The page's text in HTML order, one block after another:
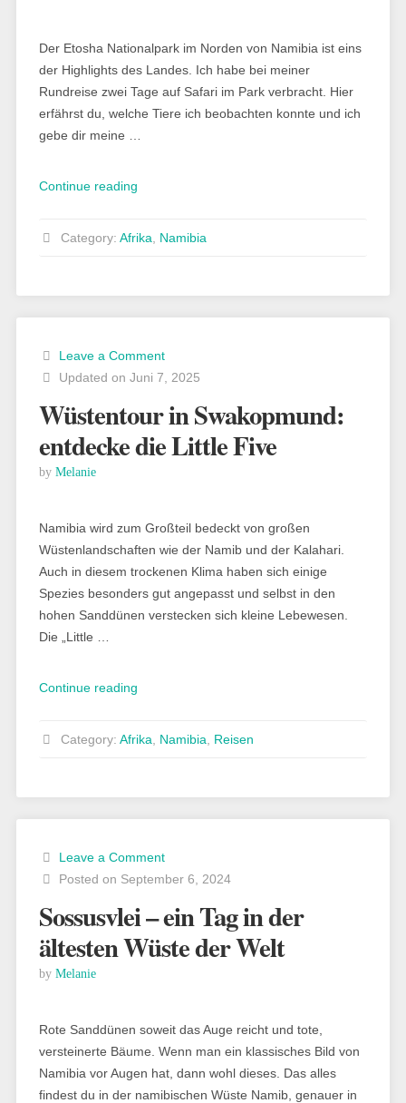
Der Etosha Nationalpark im Norden von Namibia ist eins
der Highlights des Landes. Ich habe bei meiner
Rundreise zwei Tage auf Safari im Park verbracht. Hier
erfährst du, welche Tiere ich beobachten konnte und ich
gebe dir meine …
Continue reading„Etosha
dein
Safari-
Category: Afrika Namibia
Leave a Comment
Updated on Juni 7, 2025
Wüstentour in Swakopmund:
entdecke die Little Five
by Melanie
Namibia wird zum Großteil bedeckt von großen
Wüstenlandschaften wie der Namib und der Kalahari.
Auch in diesem trockenen Klima haben sich einige
Spezies besonders gut angepasst und selbst in den
hohen Sanddünen verstecken sich kleine Lebewesen.
Die „Little …
Continue reading„Wüstentour
Little
Five“
Category: Afrika Namibia Reisen
Leave a Comment
Posted on September 6, 2024
Sossusvlei – ein Tag in der
ältesten Wüste der Welt
by Melanie
Rote Sanddünen soweit das Auge reicht und tote,
versteinerte Bäume. Wenn man ein klassisches Bild von
Namibia vor Augen hat, dann wohl dieses. Das alles
findest du in der namibischen Wüste Namib, genauer in